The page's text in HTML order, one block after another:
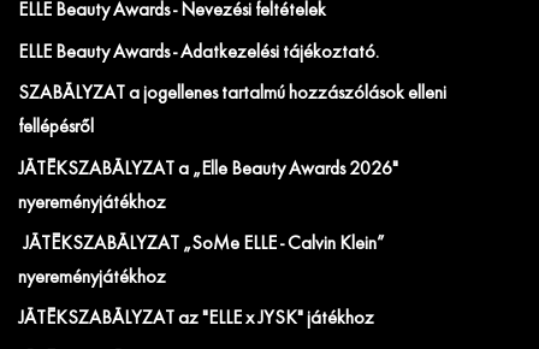
ELLE Beauty Awards - Nevezési feltételek
ELLE Beauty Awards - Adatkezelési tájékoztató.
SZABÁLYZAT a jogellenes tartalmú hozzászólások elleni
fellépésről
JÁTÉKSZABÁLYZAT a „Elle Beauty Awards 2026"
nyereményjátékhoz
JÁTÉKSZABÁLYZAT „SoMe ELLE - Calvin Klein”
nyereményjátékhoz
JÁTÉKSZABÁLYZAT az "ELLE x JYSK" játékhoz